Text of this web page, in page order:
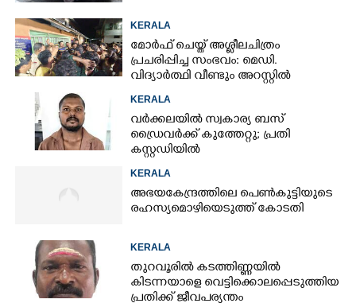
KERALA
മോർഫ് ചെയ്ത് അശ്ലീലചിത്രം
പ്രചരിപ്പിച്ച സംഭവം: മെഡി.
വിദ്യാർത്ഥി വീണ്ടും അറസ്റ്റിൽ
KERALA
വർക്കലയിൽ സ്വകാര്യ ബസ്
ഡ്രൈവർക്ക് കുത്തേറ്റു; പ്രതി
കസ്റ്റഡിയിൽ
KERALA
അഭയകേന്ദ്രത്തിലെ പെൺകുട്ടിയുടെ
രഹസ്യമൊഴിയെടുത്ത് കോടതി
KERALA
തുറവൂരിൽ കടത്തിണ്ണയിൽ
കിടന്നയാളെ വെട്ടിക്കൊലപ്പെടുത്തിയ
പ്രതിക്ക്​ ജീവപര്യന്തം